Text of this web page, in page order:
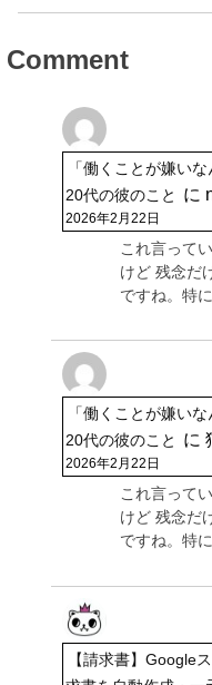
Comment
「働くことが嫌い
20代の彼のこと
に
2026年2月22日
これ言って
けど 残念だ
ですね。特
「働くことが嫌い
20代の彼のこと
に
2026年2月22日
これ言って
けど 残念だ
ですね。特
【請求書】Google